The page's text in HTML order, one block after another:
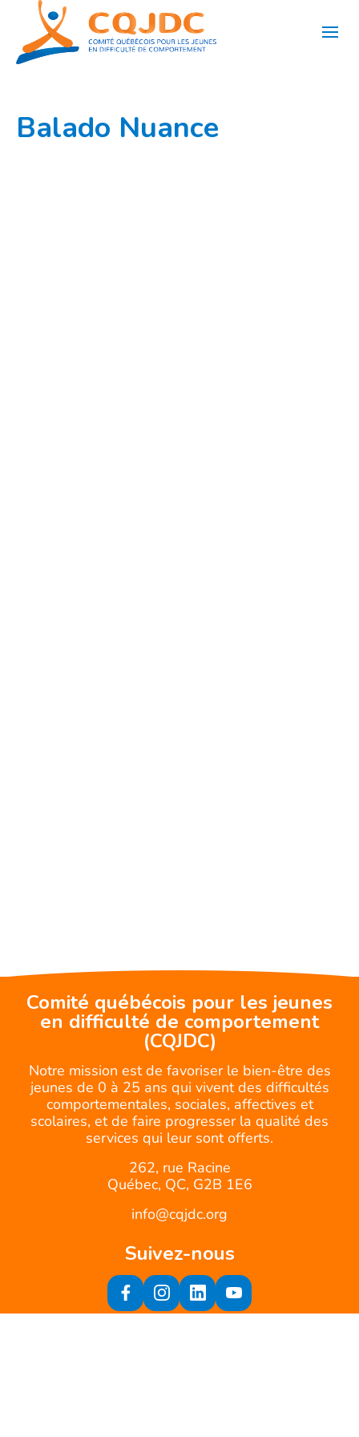
contenu
Balado Nuance
Comité québécois pour les jeunes
en difficulté de comportement
(CQJDC)
Notre mission est de favoriser le bien-être des
jeunes de 0 à 25 ans qui vivent des difficultés
comportementales, sociales, affectives et
scolaires, et de faire progresser la qualité des
services qui leur sont offerts.
262, rue Racine
Québec, QC, G2B 1E6
info@cqjdc.org
Suivez-nous